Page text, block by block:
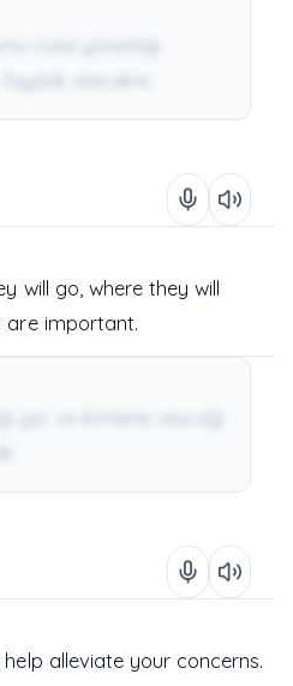
olacaktır.
will go, where they will
are important.
help alleviate your concerns.